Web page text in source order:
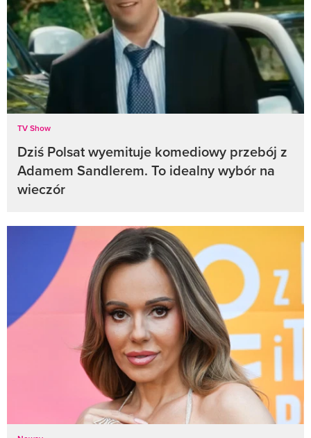
TV Show
Dziś Polsat wyemituje komediowy przebój z
Adamem Sandlerem. To idealny wybór na
wieczór